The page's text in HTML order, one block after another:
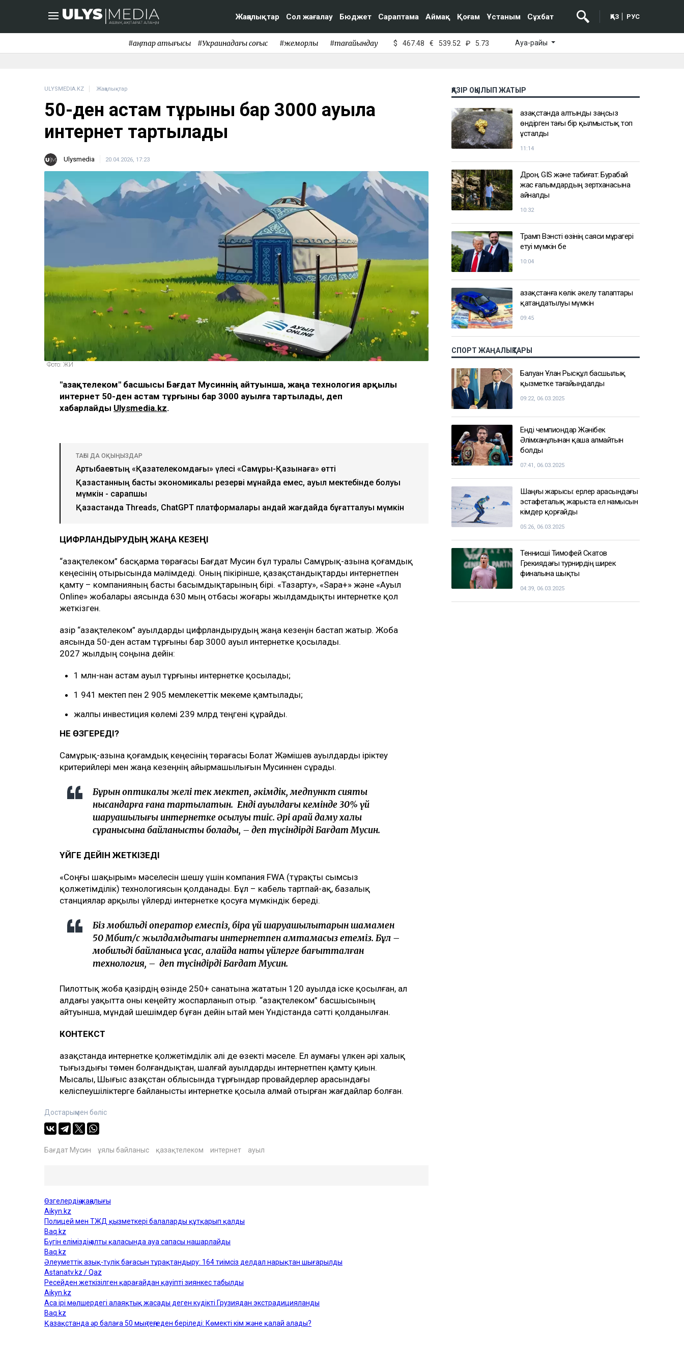
Жаңалықтар Сол жағалау Бюджет Сараптама Аймақ Қоғам Ұстаным Сұхбат ҚАЗ РУС
#қаңтар қақтығысы #Украинадағы соғыс #жемқорлық #тағайындау $ 467.48 € 539.52 ₽ 5.73 Ауа-райы
ULYSMEDIA.KZ Жаңалықтар
50-ден астам тұрғыны бар 3000 ауылға
интернет тартылады
Ulysmedia 20.04.2026, 17:23
Фото: ЖИ
"Қазақтелеком" басшысы Бағдат Мусиннің айтуынша, жаңа технология арқылы
интернет 50-ден астам тұрғыны бар 3000 ауылға тартылады, деп
хабарлайды Ulysmedia.kz.
ТАҒЫ ДА ОҚЫҢЫЗДАР
Артықбаевтың «Қазақтелекомдағы» үлесі «Самұрық-Қазынаға» өтті
Қазақстанның басты экономикалық резерві мұнайда емес, ауыл мектебінде болуы
мүмкін - сарапшы
Қазақстанда Threads, ChatGPT платформалары қандай жағдайда бұғатталуы мүмкін
ЦИФРЛАНДЫРУДЫҢ ЖАҢА КЕЗЕҢІ
“Қазақтелеком” басқарма төрағасы Бағдат Мусин бұл туралы Самұрық-Қазына қоғамдық
кеңесінің отырысында мәлімдеді. Оның пікірінше, қазақстандықтарды интернетпен
қамту – компанияның басты басымдықтарының бірі. «Тазарту», «Sapa+» және «Ауыл
Online» жобалары аясында 630 мың отбасы жоғары жылдамдықты интернетке қол
жеткізген.
Қазір “Қазақтелеком” ауылдарды цифрландырудың жаңа кезеңін бастап жатыр. Жоба
аясында 50-ден астам тұрғыны бар 3000 ауыл интернетке қосылады.
2027 жылдың соңына дейін:
1 млн-нан астам ауыл тұрғыны интернетке қосылады;
1 941 мектеп пен 2 905 мемлекеттік мекеме қамтылады;
жалпы инвестиция көлемі 239 млрд теңгені құрайды.
НЕ ӨЗГЕРЕДІ?
Самұрық-Қазына қоғамдық кеңесінің төрағасы Болат Жәмішев ауылдарды іріктеу
критерийлері мен жаңа кезеңнің айырмашылығын Мусиннен сұрады.
Бұрын оптикалық желі тек мектеп, әкімдік, медпункт сияқты
нысандарға ғана тартылатын. Енді ауылдағы кемінде 30% үй
шаруашылығы интернетке қосылуы тиіс. Әрі қарай даму халық
сұранысына байланысты болады, – деп түсіндірді Бағдат Мусин.
ҮЙГЕ ДЕЙІН ЖЕТКІЗЕДІ
«Соңғы шақырым» мәселесін шешу үшін компания FWA (тұрақты сымсыз
қолжетімділік) технологиясын қолданады. Бұл – кабель тартпай-ақ, базалық
станциялар арқылы үйлерді интернетке қосуға мүмкіндік береді.
Біз мобильді оператор емеспіз, бірақ үй шаруашылықтарын шамамен
50 Мбит/с жылдамдықтағы интернетпен қамтамасыз етеміз. Бұл –
мобильді байланысқа ұқсас, алайда нақты үйлерге бағытталған
технология, – деп түсіндірді Бағдат Мусин.
Пилоттық жоба қазірдің өзінде 250+ санатына жататын 120 ауылда іске қосылған, ал
алдағы уақытта оны кеңейту жоспарланып отыр. “Қазақтелеком” басшысының
айтуынша, мұндай шешімдер бұған дейін Қытай мен Үндістанда сәтті қолданылған.
КОНТЕКСТ
Қазақстанда интернетке қолжетімділік әлі де өзекті мәселе. Ел аумағы үлкен әрі халық
тығыздығы төмен болғандықтан, шалғай ауылдарды интернетпен қамту қиын.
Мысалы, Шығыс Қазақстан облысында тұрғындар провайдерлер арасындағы
келіспеушіліктерге байланысты интернетке қосыла алмай отырған жағдайлар болған.
Достарыңмен бөліс
Бағдат Мусин ұялы байланыс қазақтелеком интернет ауыл
ҚАЗІР ОҚЫЛЫП ЖАТЫР
Қазақстанда алтынды заңсыз
өндірген тағы бір қылмыстық топ
ұсталды
11:14
Дрон, GIS және табиғат: Бурабай
жас ғалымдардың зертханасына
айналды
10:32
Трамп Вэнсті өзінің саяси мұрагері
етуі мүмкін бе
10:04
Қазақстанға көлік әкелу талаптары
қатаңдатылуы мүмкін
09:45
СПОРТ ЖАҢАЛЫҚТАРЫ
Балуан Ұлан Рысқұл басшылық
қызметке тағайындалды
09:22, 06.03.2025
Енді чемпиондар Жәнібек
Әлімханұлынан қаша алмайтын
болды
07:41, 06.03.2025
Шаңғы жарысы: ерлер арасындағы
эстафеталық жарыста ел намысын
кімдер қорғайды
05:26, 06.03.2025
Теннисші Тимофей Скатов
Грекиядағы турнирдің ширек
финалына шықты
04:39, 06.03.2025